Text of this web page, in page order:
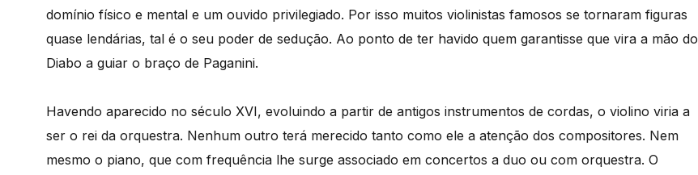
domínio físico e mental e um ouvido privilegiado. Por isso muitos violinistas famosos se tornaram figuras
quase lendárias, tal é o seu poder de sedução. Ao ponto de ter havido quem garantisse que vira a mão do
Diabo a guiar o braço de Paganini.
Havendo aparecido no século XVI, evoluindo a partir de antigos instrumentos de cordas, o violino viria a
ser o rei da orquestra. Nenhum outro terá merecido tanto como ele a atenção dos compositores. Nem
mesmo o piano, que com frequência lhe surge associado em concertos a duo ou com orquestra. O